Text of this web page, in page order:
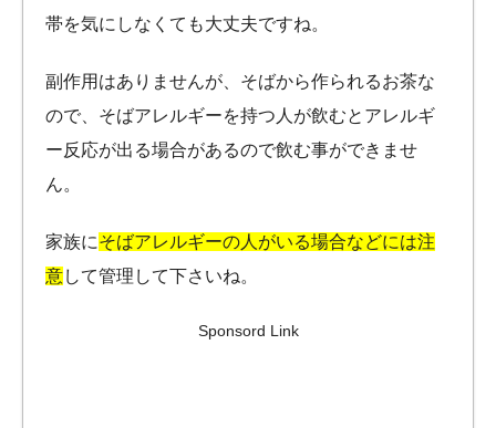
帯を気にしなくても大丈夫ですね。
副作用はありませんが、そばから作られるお茶な
ので、そばアレルギーを持つ人が飲むとアレルギ
ー反応が出る場合があるので飲む事ができませ
ん。
家族にそばアレルギーの人がいる場合などには注
意して管理して下さいね。
Sponsord Link